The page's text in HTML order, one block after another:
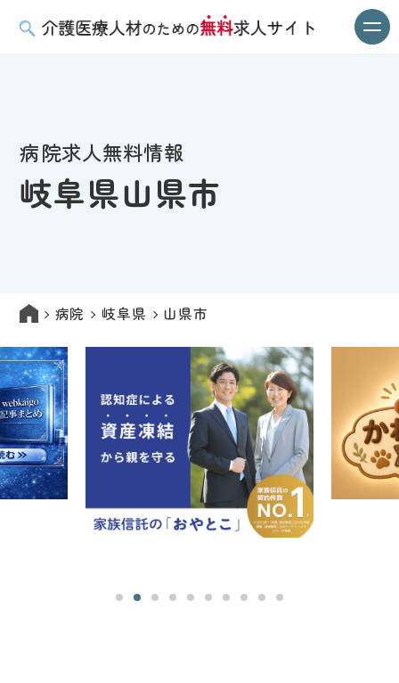
病院求人無料情報
岐阜県山県市
病院 岐阜県 山県市